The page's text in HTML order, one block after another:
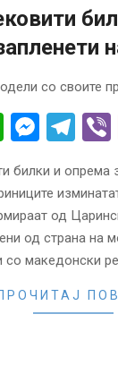
со своите
билки и
од
од страна на
македонски